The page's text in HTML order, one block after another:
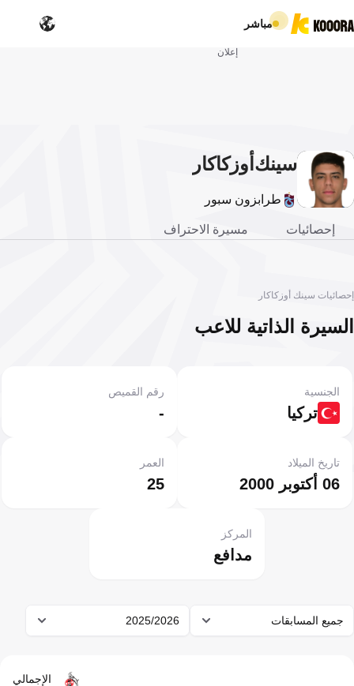
مباشر
إعلان
سينك أوزكاكار
طرابزون سبور
إحصائيات مسيرة الاحتراف
إحصائيات سينك أوزكاكار
السيرة الذاتية للاعب
تركيا
الجنسية
-
رقم القميص
06 أكتوبر 2000
تاريخ الميلاد
25
العمر
مدافع
المركز
جميع المسابقات 2025/2026
الإجمالي